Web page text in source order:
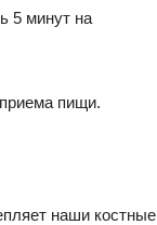
5 минут на
пищи.
наши костные